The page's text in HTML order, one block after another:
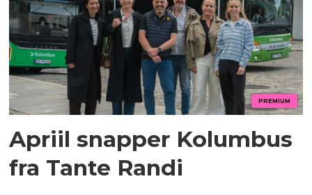
PREMIUM
Apriil snapper Kolumbus
fra Tante Randi